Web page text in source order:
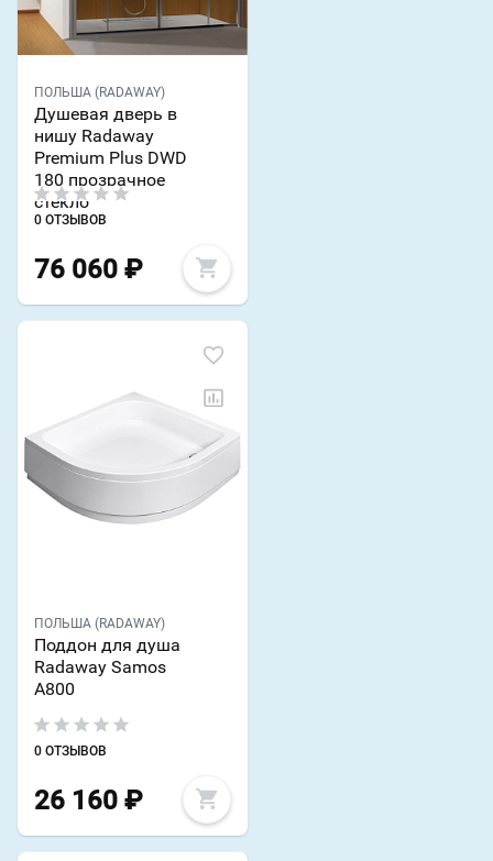
ПОЛЬША (RADAWAY)
Душевая дверь в
нишу Radaway
Premium Plus DWD
180 прозрачное
стекло
0 ОТЗЫВОВ
76 060 ₽
ПОЛЬША (RADAWAY)
Поддон для душа
Radaway Samos
A800
0 ОТЗЫВОВ
26 160 ₽